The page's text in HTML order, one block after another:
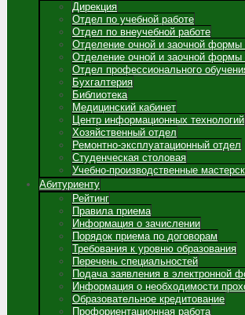
Дирекция
Отдел по учебной работе
Отдел по внеучебной работе
Отделение очной и заочной формы
Отделение очной и заочной формы
Отдел профессионального
Бухгалтерия
Библиотека
Медицинский кабинет
Центр информационных технологий
Хозяйственный отдел
Ремонтно-эксплуатационный отдел
Студенческая столовая
Учебно-производственные
Абитуриенту
Рейтинг
Правила приема
Информация о зачислении
Порядок приема по договорам
Требования к уровню образования
Перечень специальностей
Подача заявления в электронной
Информация о необходимости
Образовательное кредитование
Профориентационная работа